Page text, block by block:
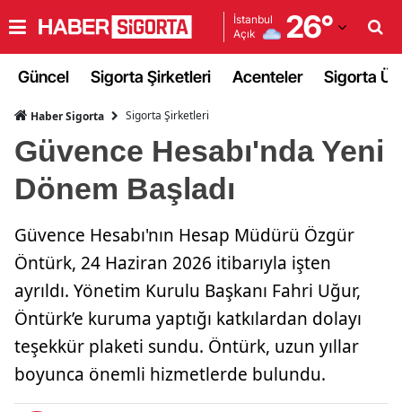
İstanbul
Açık
26°
Adana
Ağrı
Ankara
Antalya
Artvin
Aydın
Balıkesir
Güncel Sigorta Şirketleri Acenteler Sigorta
Haber Sigorta Sigorta Şirketleri
Güvence Hesabı'nda Yeni
Dönem Başladı
Güvence Hesabı'nın Hesap Müdürü Özgür
Öntürk, 24 Haziran 2026 itibarıyla işten
ayrıldı. Yönetim Kurulu Başkanı Fahri Uğur,
Öntürk’e kuruma yaptığı katkılardan dolayı
teşekkür plaketi sundu. Öntürk, uzun yıllar
boyunca önemli hizmetlerde bulundu.